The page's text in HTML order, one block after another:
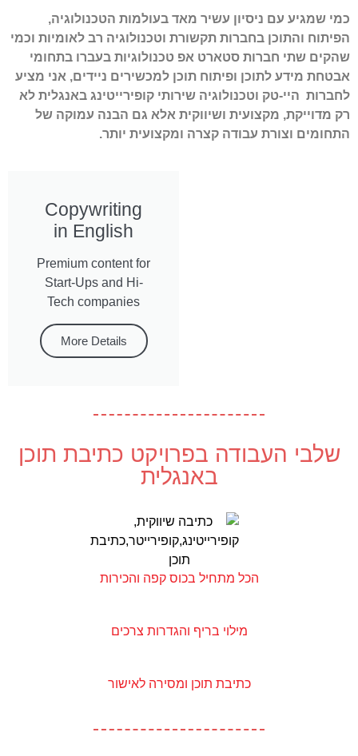
כמי שמגיע עם ניסיון עשיר מאד בעולמות הטכנולוגיה,
הפיתוח והתוכן בחברות תקשורת וטכנולוגיה רב לאומיות וכמי
שהקים שתי חברות סטארט אפ טכנולוגיות בעברו בתחומי
אבטחת מידע לתוכן ופיתוח תוכן למכשירים ניידים, אני מציע
לחברות היי-טק וטכנולוגיה שירותי קופירייטינג באנגלית לא
רק מדוייקת, מקצועית ושיווקית אלא גם הבנה עמוקה של
התחומים וצורת עבודה קצרה ומקצועית יותר.
Copywriting
in English
Premium content for
Start-Ups and Hi-
Tech companies
More Details
שלבי העבודה בפרויקט כתיבת תוכן
באנגלית
הכל מתחיל בכוס קפה והכירות
מילוי בריף והגדרות צרכים
כתיבת תוכן ומסירה לאישור